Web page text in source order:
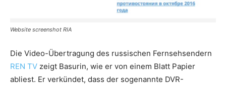
Website screenshot RIA
Die Video-Übertragung des russischen Fernsehsendern
REN TV zeigt Basurin, wie er von einem Blatt Papier
abliest. Er verkündet, dass der sogenannte DVR-